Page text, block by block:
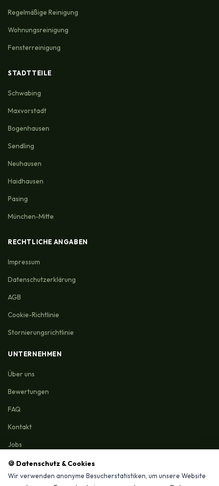
🍪 Datenschutz & Cookies
Wir verwenden anonyme Besucherstatistiken, um unsere Website
Regelmäßige Reinigung
Wohnungsreinigung
Fensterreinigung
STADTTEILE
Schwabing
Maxvorstadt
Bogenhausen
Sendling
Neuhausen
Haidhausen
Pasing
München-Mitte
RECHTLICHE ANGABEN
Impressum
Datenschutzerklärung
AGB
Cookie-Richtlinie
Stornierungsrichtlinie
UNTERNEHMEN
Über uns
Bewertungen
FAQ
Kontakt
Jobs